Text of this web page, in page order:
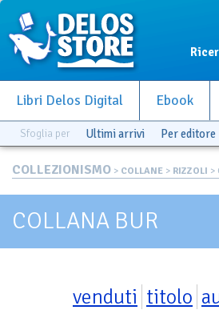
Libri Delos Digital Ebook
Sfoglia per Ultimi arrivi Per editore
COLLEZIONISMO > COLLANE > RIZZOLI >
COLLANA BUR
venduti titolo